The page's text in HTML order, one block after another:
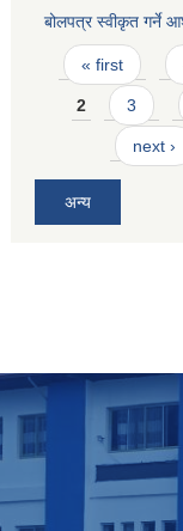
बोलपत्र स्वीकृत गर्ने
Pages
« first
2 3
next ›
अन्य